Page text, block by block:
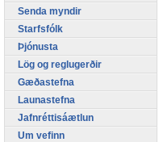
Senda myndir
Starfsfólk
Þjónusta
Lög og reglugerðir
Gæðastefna
Launastefna
Jafnréttisáætlun
Um vefinn